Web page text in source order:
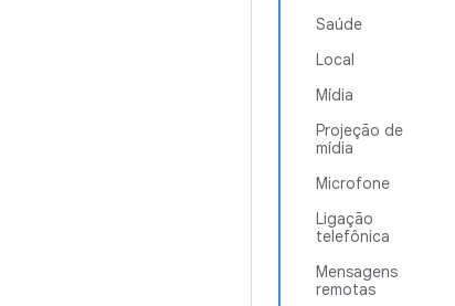
Saúde
Local
Mídia
Projeção de
mídia
Microfone
Ligação
telefônica
Mensagens
remotas